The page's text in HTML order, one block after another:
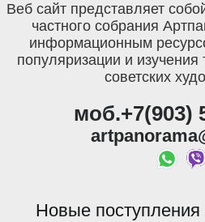
Веб сайт представляет
частного собрания
информационным
популяризации и изучения
советских
моб.+7(903)
Новые поступления